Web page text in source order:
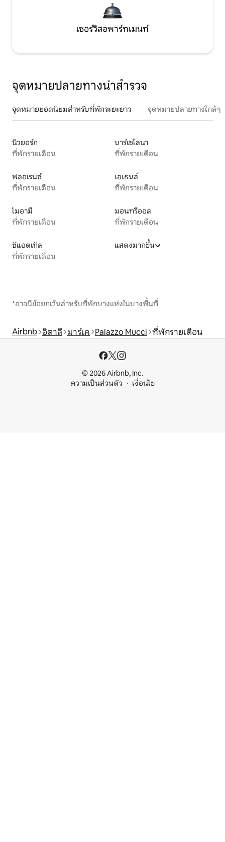
เซอร์วิสอพาร์ทเมนท์
จุดหมายปลายทางน่าสำรวจ
จุดหมายยอดนิยมสำหรับที่พักระยะยาว จุดหมายปลายทางใกล้ๆ
นิวยอร์ก
ที่พักรายเดือน
บาร์เซโลนา
ที่พักรายเดือน
ฟลอเรนซ์
ที่พักรายเดือน
เอเธนส์
ที่พักรายเดือน
ไมอามี
ที่พักรายเดือน
มอนทรีออล
ที่พักรายเดือน
ซีแอตเทิล
ที่พักรายเดือน
แสดงมากขึ้น
*อาจมีข้อยกเว้นสำหรับที่พักบางแห่งในบางพื้นที่
Airbnb อิตาลี มาร์เค Palazzo Mucci ที่พักรายเดือน
© 2026 Airbnb, Inc.
ความเป็นส่วนตัว
เงื่อนไข